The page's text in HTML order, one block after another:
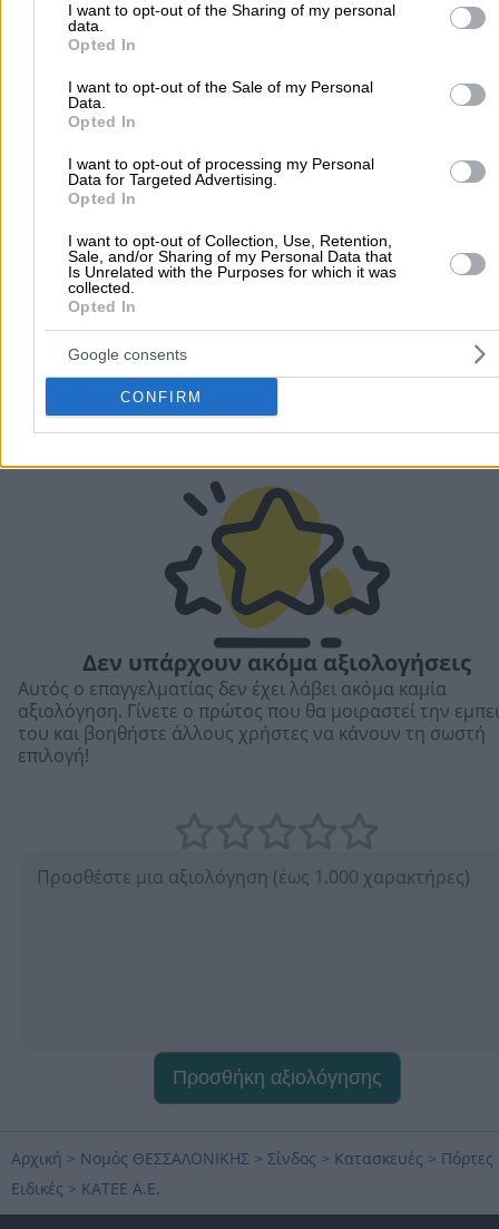
to Google and its third-party tags to use your data for below
purposes in below Google consent section.
I want to opt-out of the Sharing of my personal
data.
Opted In
I want to opt-out of the Sale of my Personal
Data.
Opted In
I want to opt-out of processing my Personal
Data for Targeted Advertising.
Opted In
I want to opt-out of Collection, Use, Retention,
Sale, and/or Sharing of my Personal Data that
Is Unrelated with the Purposes for which it was
collected.
Opted In
Google consents
CONFIRM
Μήνες Λειτουργίας
Ιανουάριος
Φεβρουάριος
Απρίλιος
Μάιος
Ιούλιος
Αύγουστος
Σεπτέμβριος
Οκτώβριος
Νοέμβριος
Δεκέμβριος
Προσθήκη Αξιολόγησης
Δεν υπάρχουν ακόμα αξιολογήσεις
Αυτός ο επαγγελματίας δεν έχει λάβει ακόμα καμία
αξιολόγηση. Γίνετε ο πρώτος που θα μοιραστεί την
του και βοηθήστε άλλους χρήστες να κάνουν τη σωστή
επιλογή!
Προσθήκη αξιολόγησης
Αρχική > Νομός ΘΕΣΣΑΛΟΝΙΚΗΣ > Σίνδος > Κατασκευές > Πόρτες
Ειδικές > ΚΑΤΕΕ Α.Ε.